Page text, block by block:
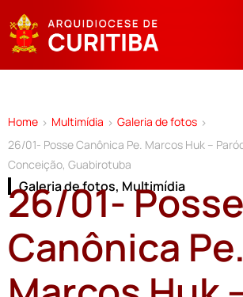
Home > Multimídia > Galeria de fotos >
26/01- Posse Canônica Pe. Marcos Huk –
Conceição, Guabirotuba
Galeria de fotos, Multimídia
26/01- Posse
Canônica Pe.